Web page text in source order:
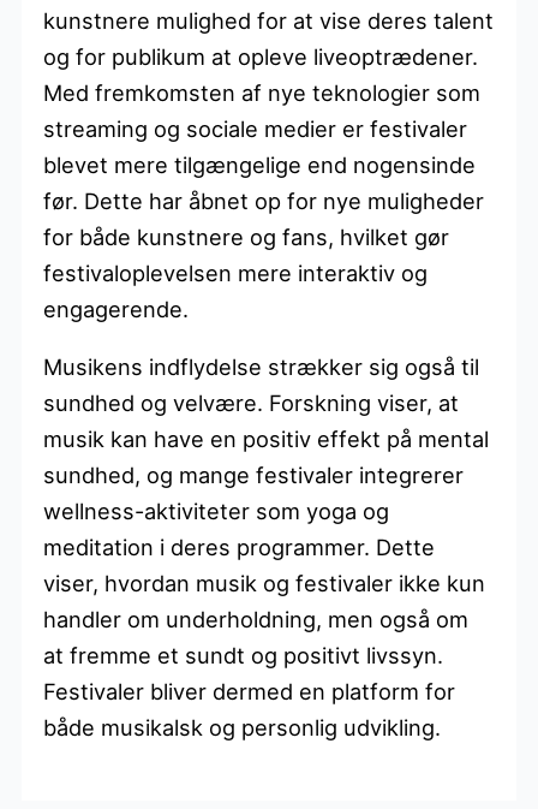
kunstnere mulighed for at vise deres talent
og for publikum at opleve liveoptrædener.
Med fremkomsten af nye teknologier som
streaming og sociale medier er festivaler
blevet mere tilgængelige end nogensinde
før. Dette har åbnet op for nye muligheder
for både kunstnere og fans, hvilket gør
festivaloplevelsen mere interaktiv og
engagerende.
Musikens indflydelse strækker sig også til
sundhed og velvære. Forskning viser, at
musik kan have en positiv effekt på mental
sundhed, og mange festivaler integrerer
wellness-aktiviteter som yoga og
meditation i deres programmer. Dette
viser, hvordan musik og festivaler ikke kun
handler om underholdning, men også om
at fremme et sundt og positivt livssyn.
Festivaler bliver dermed en platform for
både musikalsk og personlig udvikling.